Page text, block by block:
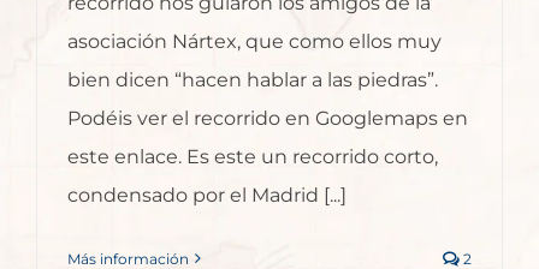
asociación Nártex, que como ellos muy
bien dicen “hacen hablar a las piedras”.
Podéis ver el recorrido en Googlemaps en
este enlace. Es este un recorrido corto,
condensado por el Madrid [...]
Más información 2